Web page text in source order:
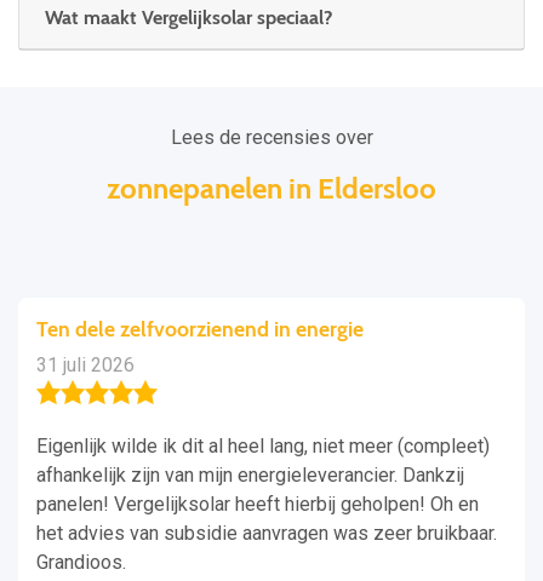
Wat maakt Vergelijksolar speciaal?
Lees de recensies over
zonnepanelen in Eldersloo
Ten dele zelfvoorzienend in energie
31 juli 2026
Eigenlijk wilde ik dit al heel lang, niet meer (compleet)
afhankelijk zijn van mijn energieleverancier. Dankzij
panelen! Vergelijksolar heeft hierbij geholpen! Oh en
het advies van subsidie aanvragen was zeer bruikbaar.
Grandioos.